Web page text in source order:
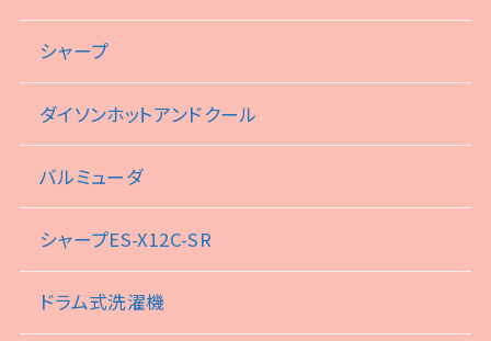
シャープ
ダイソンホットアンドクール
バルミューダ
シャープES-X12C-SR
ドラム式洗濯機